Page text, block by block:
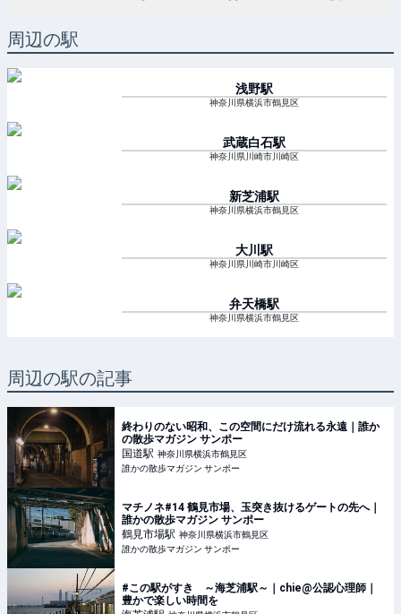
周辺の駅
浅野駅
神奈川県横浜市鶴見区
武蔵白石駅
神奈川県川崎市川崎区
新芝浦駅
神奈川県横浜市鶴見区
大川 駅
神奈川県川崎市川崎区
弁天橋駅
神奈川県横浜市鶴見区
周辺の駅の記事
終わりのない昭和、この空間にだけ流れる永遠｜誰か
の散歩マガジン サンポー
国道駅 神奈川県横浜市鶴見区
誰かの散歩マガジン サンポー
マチノネ#14 鶴見市場、玉突き抜けるゲートの先へ｜
誰かの散歩マガジン サンポー
鶴見市場駅 神奈川県横浜市鶴見区
誰かの散歩マガジン サンポー
#この駅がすき ～海芝浦駅～｜chie@公認心理師｜
豊かで楽しい時間を